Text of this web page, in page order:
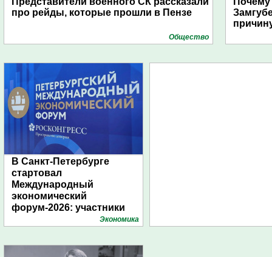
про рейды, которые прошли в Пензе
Общество
В Санкт-Петербурге
стартовал
Международный
экономический
форум-2026: участники
подготовили креативные
Экономика